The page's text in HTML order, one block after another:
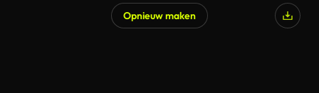
Opnieuw maken